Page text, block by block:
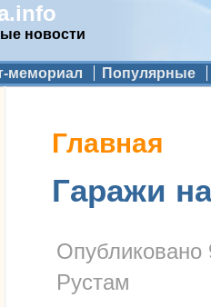
новости
мемориал Популярные
Вы здесь
Главная
Гаражи
Опубликовано
Рустам